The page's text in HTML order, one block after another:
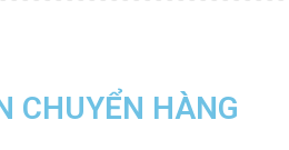
CHUYỂN HÀNG